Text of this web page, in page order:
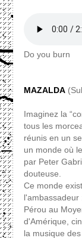
Do you burn
MAZALDA
Imaginez la
tous les
réunis en un
un monde où
par Peter
douteuse.
Ce monde
l'ambassadeur
Pérou au
d'Amérique,
la musique